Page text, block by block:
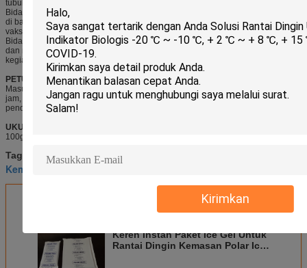
Kirimkan
tubuh manusia, menghilangkan ketegangan otot dan kulit yang terbakar,
Bidang transportasi: kompres es dapat digunakan untuk menjaga produk segar
di bawah suhu rendah selama pengiriman, seperti bio-farmasi, serum darah,
vaksin virus, sel, makanan beku dll.
Bidang rumah tangga: kompres es dapat digunakan untuk menyimpan daging
dan makanan segar saat lemari es dimatikan, atau minuman dingin untuk
kegiatan di luar ruangan.
PETUNJUK:
Masukkan paket es ke dalam lemari es agar benar-benar beku selama 12 ~ 24
jam, kemudian keluarkan dari lemari es dan masukkan ke dalam kantong
pendingin di sebelah makanan atau buah-buahan atau obat-obatan.
UKURAN:
100g, 250g, 500g, 1000g atau disesuaikan.
Tag: kemasan gel beku,
Kemasan es yang dapat digunakan kembali
Dapatkan Harga Terbaik untuk
Keren Instan Paket Ice Gel Untuk
Rantai Dingin Kemasan Polar Ice